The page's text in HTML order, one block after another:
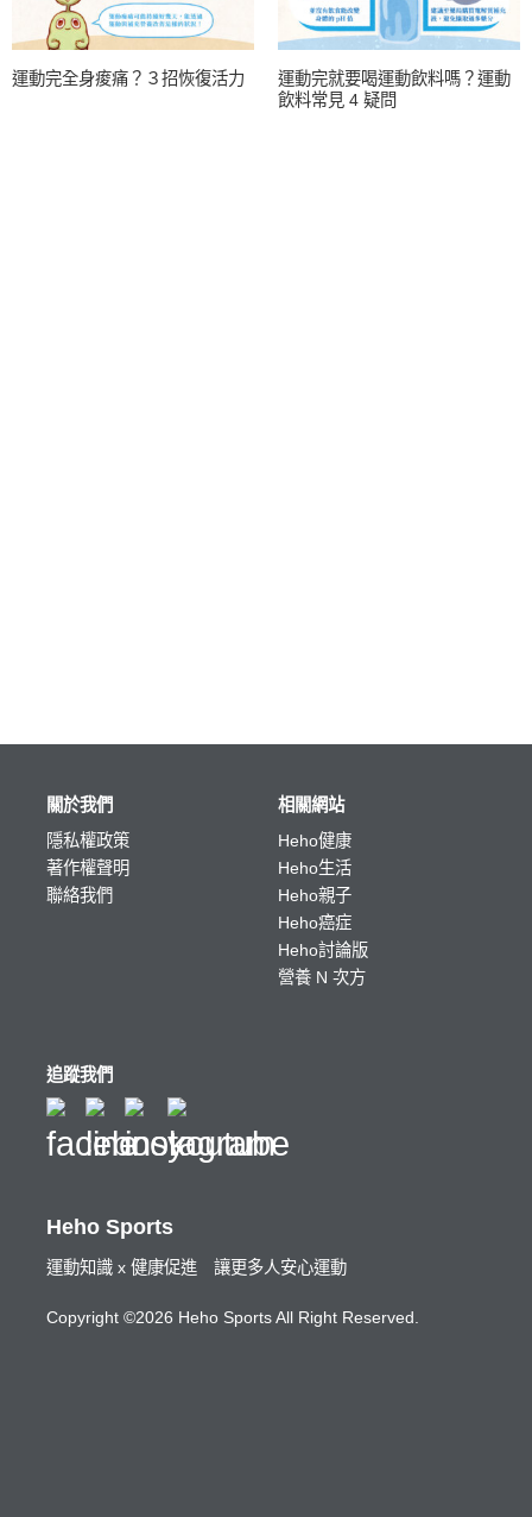
運動完全身痠痛？３招恢復活力
運動完就要喝運動飲料嗎？運動
飲料常見 4 疑問
Heho Sports
運動知識 x 健康促進 讓更多人安心運動
Copyright ©2026 Heho Sports All Right Reserved.
關於我們
隱私權政策
著作權聲明
聯絡我們
相關網站
Heho健康
Heho生活
Heho親子
Heho癌症
Heho討論版
營養 N 次方
追蹤我們